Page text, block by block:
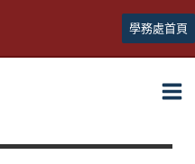
學務處首頁